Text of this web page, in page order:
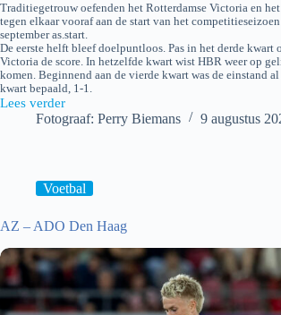
Traditiegetrouw oefenden het Rotterdamse Victoria en
tegen elkaar vooraf aan de start van het
september as.start.
De eerste helft bleef doelpuntloos. Pas in het derde kwart
Victoria de score. In hetzelfde kwart wist HBR weer op
komen. Beginnend aan de vierde kwart was de einstand
kwart bepaald, 1-1.
Lees verder
Victoria-
Fotograaf: Perry Biemans 9 augustus
Voetbal
AZ – ADO Den Haag